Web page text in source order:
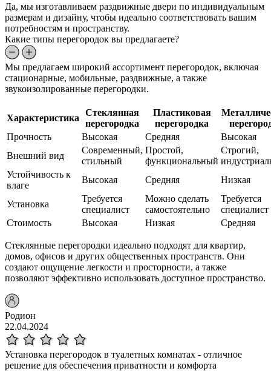
Да, мы изготавливаем раздвижные двери по индивидуальным
размерам и дизайну, чтобы идеально соответствовать вашим
потребностям и пространству.
Какие типы перегородок вы предлагаете?
Мы предлагаем широкий ассортимент перегородок, включая
стационарные, мобильные, раздвижные, а также
звукоизолированные перегородки.
Характеристика
Стеклянная
перегородка
Пластиковая
перегородка
Прочность
Высокая Средняя
Высокая
Внешний вид
Современный,
стильный
Простой,
функциональный
Строгий,
Устойчивость к
влаге
Высокая Средняя Низкая
Установка
Требуется
специалист
Можно сделать
самостоятельно
Требуется
специалист
Стоимость
Высокая Низкая Средняя
Стеклянные перегородки идеально подходят для квартир,
домов, офисов и других общественных пространств. Они
создают ощущение легкости и просторности, а также
позволяют эффективно использовать доступное пространство.
Родион
22.04.2024
Установка перегородок в туалетных комнатах - отличное
решение для обеспечения приватности и комфорта